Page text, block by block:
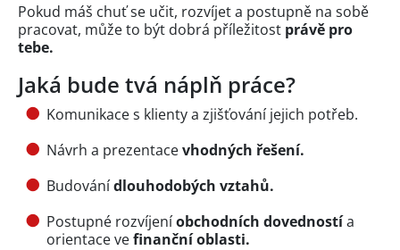
Pokud máš chuť se učit, rozvíjet a postupně na sobě
pracovat, může to být dobrá příležitost právě pro
tebe.
Jaká bude tvá náplň práce?
Komunikace s klienty a zjišťování jejich potřeb.
Návrh a prezentacevhodných řešení.
Budovánídlouhodobých vztahů.
Postupné rozvíjeníobchodních dovednostía
orientace vefinanční oblasti.